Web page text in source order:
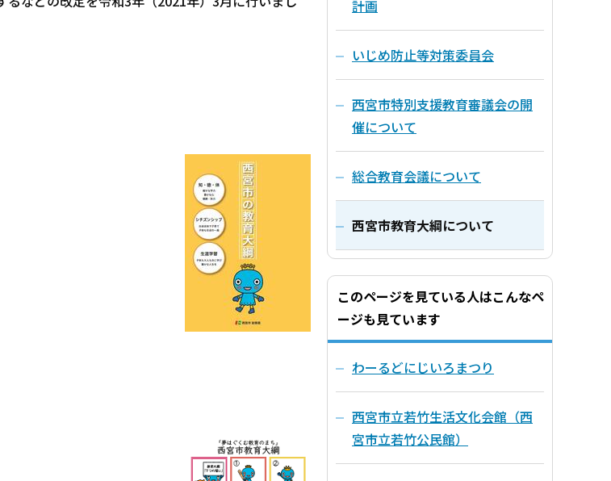
計画
いじめ防止等対策委員会
西宮市特別支援教育審議会の開
催について
総合教育会議について
西宮市教育大綱について
このページを見ている人はこんなペ
ージも見ています
わーるどにじいろまつり
西宮市立若竹生活文化会館（西
宮市立若竹公民館）